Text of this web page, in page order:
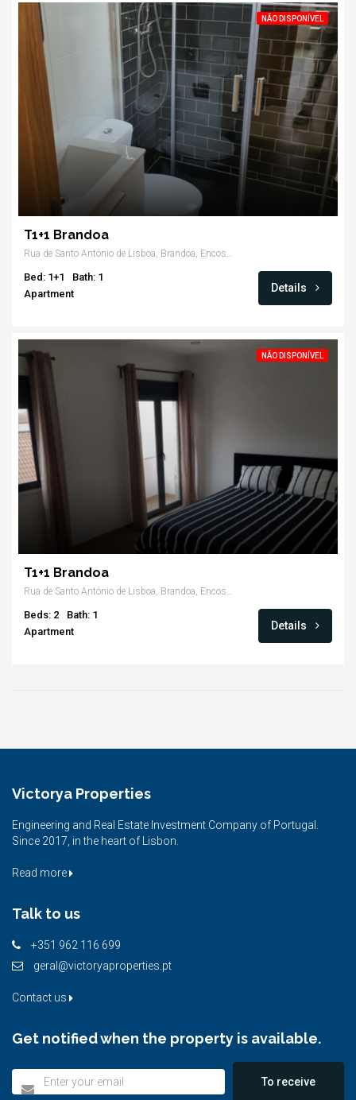
NÃO DISPONÍVEL
T1+1 Brandoa
Rua de Santo António de Lisboa, Brandoa, Encosta do Sol, Amadora
Bed: 1+1
Bath: 1
Apartment
Details
NÃO DISPONÍVEL
T1+1 Brandoa
Beds: 2
Bath: 1
Apartment
Details
Victorya Properties
Engineering and Real Estate Investment Company of Portugal.
Since 2017, in the heart of Lisbon.
Read more
Talk to us
+351 962 116 699
geral@victoryaproperties.pt
Contact us
Get notified when the property is available.
To receive